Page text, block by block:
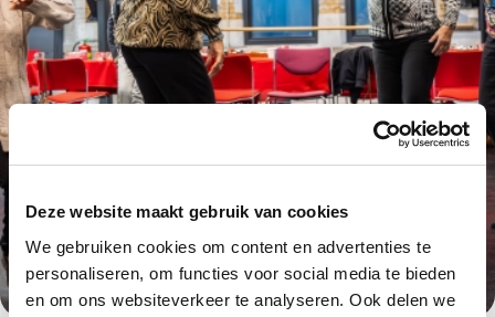
Deze website maakt gebruik van cookies
We gebruiken cookies om content en advertenties te
personaliseren, om functies voor social media te bieden
en om ons websiteverkeer te analyseren. Ook delen we